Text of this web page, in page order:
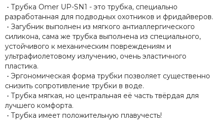
• Трубка Omer UP-SN1 - это трубка, специально
разработанная для подводных охотников и фридайверов.
• Загубник выполнен из мягкого антиаллергического
силикона, сама же трубка выполнена из специального,
устойчивого к механическим повреждениям и
ультрафиолетовому излучению, очень эластичного
пластика.
• Эргономическая форма трубки позволяет существенно
снизить сопротивление трубки в воде.
• Трубка мягкая, но центральная её часть твёрдая для
лучшего комфорта.
• Трубка имеет положительную плавучесть!